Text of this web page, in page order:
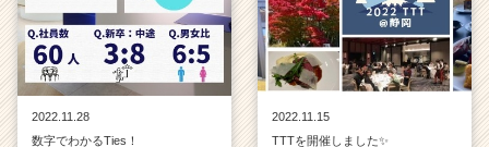
2022.11.28
数字でわかるTies！
2022.11.15
TTTを開催しました✨